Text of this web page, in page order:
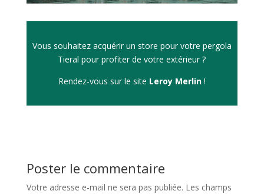
Vous souhaitez acquérir un store pour votre pergola
Tieral pour profiter de votre extérieur ?
Rendez-vous sur le site Leroy Merlin !
Poster le commentaire
Votre adresse e-mail ne sera pas publiée. Les champs